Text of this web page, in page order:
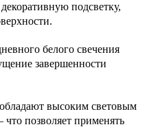
подсветку,
белого свечения
завершенности
высоким световым
позволяет применять